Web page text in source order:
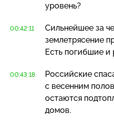
уровень?
00:42:11
Сильнейшее за
землетрясение
Есть погибшие и
00:43:18
Российские
с весенним
остаются
домов.